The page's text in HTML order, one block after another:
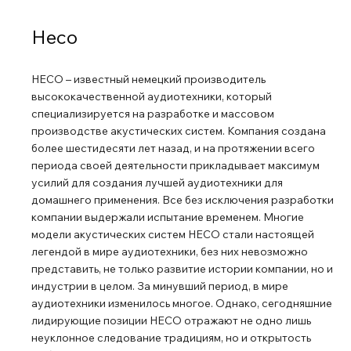
отделки: Ebony Black и Ivory White. Элегантные
шелковисто-матовые перегородки в сочетании с
неподвластный времени дизайн для любой гостиной.
Кроссовер Высококачественная алюминиевая
соединительная клемма с массивными, позолоченными
и герметизированными винтовыми разъемами.
Усовершенствованный фазовый и амплитудный
кроссовер с высококачественными компонентами Bi-
wiring/Bi-amping-опция. Драйверы. Главный динамик
Высокочастотный динамик с 28-миллиметровым
куполом из шелкового компаунда, высокой мощностью
благодаря охлаждению с помощью феррожидкости,
мощной двойной ферритовой магнитной системе и
новой геометрии акустического фланца Fluktus.
Низкочастотный и среднечастотный динамики с легким
конусом из длинного волокна, плоскими
Heco
HECO – известный немецкий производитель
высококачественной аудиотехники, который
специализируется на разработке и массовом
производстве акустических систем. Компания создана
более шестидесяти лет назад, и на протяжении всего
периода своей деятельности прикладывает максимум
усилий для создания лучшей аудиотехники для
домашнего применения. Все без исключения разработки
компании выдержали испытание временем. Многие
модели акустических систем HECO стали настоящей
легендой в мире аудиотехники, без них невозможно
представить, не только развитие истории компании, но и
индустрии в целом. За минувший период, в мире
аудиотехники изменилось многое. Однако, сегодняшние
лидирующие позиции HECO отражают не одно лишь
неуклонное следование традициям, но и открытость